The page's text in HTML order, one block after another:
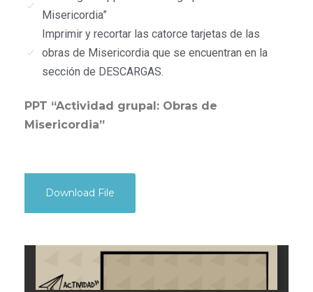
Misericordia”
Imprimir y recortar las catorce tarjetas de las
obras de Misericordia que se encuentran en la
sección de DESCARGAS.
PPT “Actividad grupal: Obras de
Misericordia”
Download File